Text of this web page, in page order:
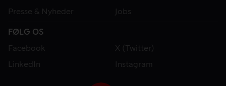
Presse & Nyheder
Jobs
FØLG OS
Facebook
X (Twitter)
LinkedIn
Instagram